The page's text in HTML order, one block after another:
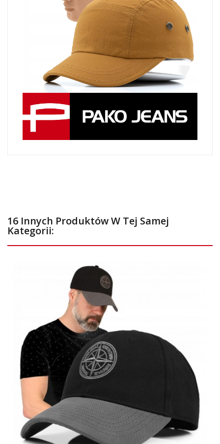
16 Innych Produktów W Tej Samej
Kategorii: